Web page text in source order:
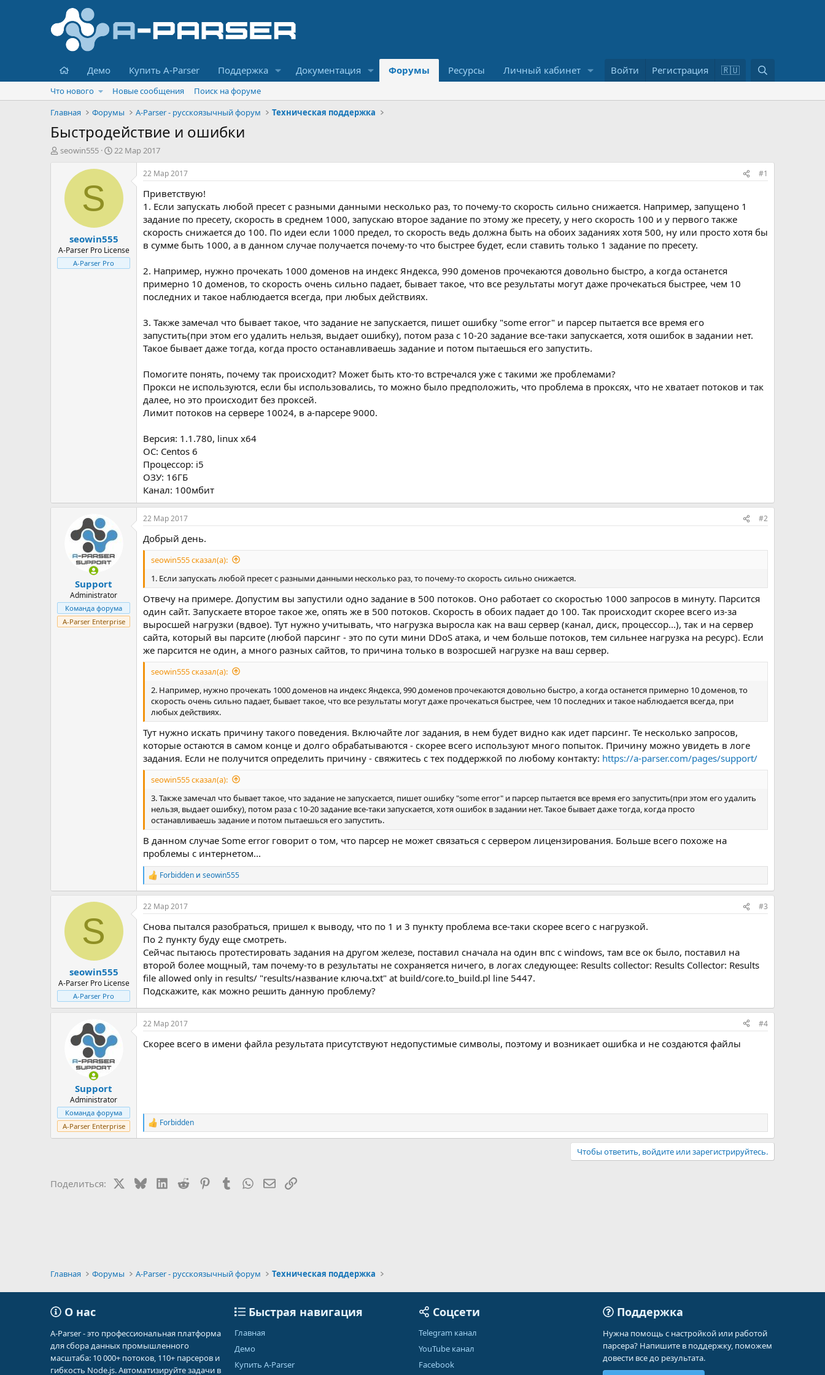
Главная
Демо Купить A-Parser Поддержка Документация Форумы Ресурсы Личный кабинет Войти Регистрация 🇷🇺
о
Что нового Новые сообщения
Поиск на форуме
Главная
Форумы A-Parser - русскоязычный форум Техническая поддержка
Быстродействие и ошибки
А
seowin555
Д
а
ч
л
а
22 Мар 2017
S
seowin555
A-Parser Pro License
A-Parser Pro
22 Мар 2017 #1
Приветствую!
1. Если запускать любой пресет с разными данными несколько раз, то почему-то скорость сильно снижается. Например, запущено 1
задание по пресету, скорость в среднем 1000, запускаю второе задание по этому же пресету, у него скорость 100 и у первого также
скорость снижается до 100. По идеи если 1000 предел, то скорость ведь должна быть на обоих заданиях хотя 500, ну или просто хотя бы
в сумме быть 1000, а в данном случае получается почему-то что быстрее будет, если ставить только 1 задание по пресету.
2. Например, нужно прочекать 1000 доменов на индекс Яндекса, 990 доменов прочекаются довольно быстро, а когда останется
примерно 10 доменов, то скорость очень сильно падает, бывает такое, что все результаты могут даже прочекаться быстрее, чем 10
последних и такое наблюдается всегда, при любых действиях.
3. Также замечал что бывает такое, что задание не запускается, пишет ошибку "some error" и парсер пытается все время его
запустить(при этом его удалить нельзя, выдает ошибку), потом раза с 10-20 задание все-таки запускается, хотя ошибок в задании нет.
Такое бывает даже тогда, когда просто останавливаешь задание и потом пытаешься его запустить.
Помогите понять, почему так происходит? Может быть кто-то встречался уже с такими же проблемами?
Прокси не используются, если бы использовались, то можно было предположить, что проблема в проксях, что не хватает потоков и так
далее, но это происходит без проксей.
Лимит потоков на сервере 10024, в а-парсере 9000.
Версия: 1.1.780, linux x64
OC: Centos 6
Процессор: i5
ОЗУ: 16ГБ
Канал: 100мбит
Support
Administrator
Команда форума
A-Parser Enterprise
22 Мар 2017 #2
Добрый день.
seowin555 сказал(а):
1. Если запускать любой пресет с разными данными несколько раз, то почему-то скорость сильно снижается.
Отвечу на примере. Допустим вы запустили одно задание в 500 потоков. Оно работает со скоростью 1000 запросов в минуту. Парсится
один сайт. Запускаете второе такое же, опять же в 500 потоков. Скорость в обоих падает до 100. Так происходит скорее всего из-за
выросшей нагрузки (вдвое). Тут нужно учитывать, что нагрузка выросла как на ваш сервер (канал, диск, процессор...), так и на сервер
сайта, который вы парсите (любой парсинг - это по сути мини DDoS атака, и чем больше потоков, тем сильнее нагрузка на ресурс). Если
же парсится не один, а много разных сайтов, то причина только в возросшей нагрузке на ваш сервер.
seowin555 сказал(а):
2. Например, нужно прочекать 1000 доменов на индекс Яндекса, 990 доменов прочекаются довольно быстро, а когда останется примерно 10 доменов, то
скорость очень сильно падает, бывает такое, что все результаты могут даже прочекаться быстрее, чем 10 последних и такое наблюдается всегда, при
любых действиях.
Тут нужно искать причину такого поведения. Включайте лог задания, в нем будет видно как идет парсинг. Те несколько запросов,
которые остаются в самом конце и долго обрабатываются - скорее всего используют много попыток. Причину можно увидеть в логе
задания. Если не получится определить причину - свяжитесь с тех поддержкой по любому контакту: https://a-parser.com/pages/support/
seowin555 сказал(а):
3. Также замечал что бывает такое, что задание не запускается, пишет ошибку "some error" и парсер пытается все время его запустить(при этом его удалить
нельзя, выдает ошибку), потом раза с 10-20 задание все-таки запускается, хотя ошибок в задании нет. Такое бывает даже тогда, когда просто
останавливаешь задание и потом пытаешься его запустить.
В данном случае Some error говорит о том, что парсер не может связаться с сервером лицензирования. Больше всего похоже на
проблемы с интернетом...
Р
е
а
к
и
и
:
Forbidden и seowin555
S
seowin555
A-Parser Pro License
A-Parser Pro
22 Мар 2017 #3
Снова пытался разобраться, пришел к выводу, что по 1 и 3 пункту проблема все-таки скорее всего с нагрузкой.
По 2 пункту буду еще смотреть.
Сейчас пытаюсь протестировать задания на другом железе, поставил сначала на один впс с windows, там все ок было, поставил на
второй более мощный, там почему-то в результаты не сохраняется ничего, в логах следующее: Results collector: Results Collector: Results
file allowed only in results/ "results/название ключа.txt" at build/core.to_build.pl line 5447.
Подскажите, как можно решить данную проблему?
Support
Administrator
Команда форума
A-Parser Enterprise
22 Мар 2017 #4
Скорее всего в имени файла результата присутствуют недопустимые символы, поэтому и возникает ошибка и не создаются файлы
Р
е
Forbidden
Чтобы ответить, войдите или зарегистрируйтесь.
Поделиться: BlueskyLinkedIn
Reddit PinterestTumblrWhatsAppЭлектронная почта
Ссылка
Главная Форумы A-Parser - русскоязычный форум Техническая поддержка
О нас
A-Parser - это профессиональная платформа
для сбора данных промышленного
масштаба: 10 000+ потоков, 110+ парсеров и
гибкость Node.js. Автоматизируйте задачи в
Быстрая навигация
Главная
Демо
Купить A-Parser
Соцсети
Telegram канал
YouTube канал
Facebook
Поддержка
Нужна помощь с настройкой или работой
парсера? Напишите в поддержку, поможем
довести все до результата.